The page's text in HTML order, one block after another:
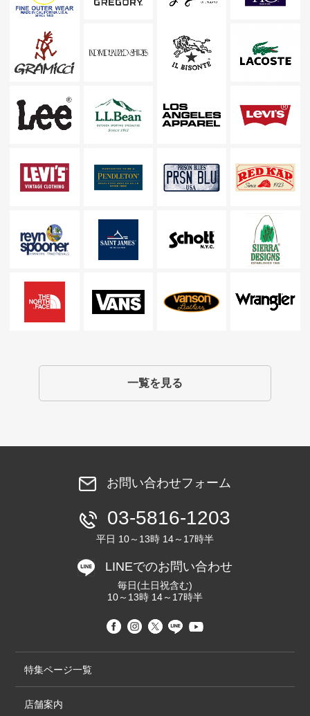
一覧を見る
お問い合わせフォーム
03-5816-1203
平日 10～13時 14～17時半
LINEでのお問い合わせ
毎日(土日祝含む)
10～13時 14～17時半
特集ページ一覧
店舗案内